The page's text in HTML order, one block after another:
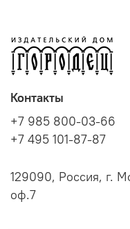
Контакты
+7 985 800-03-66
+7 495 101-87-87
129090, Россия, г.
оф.7